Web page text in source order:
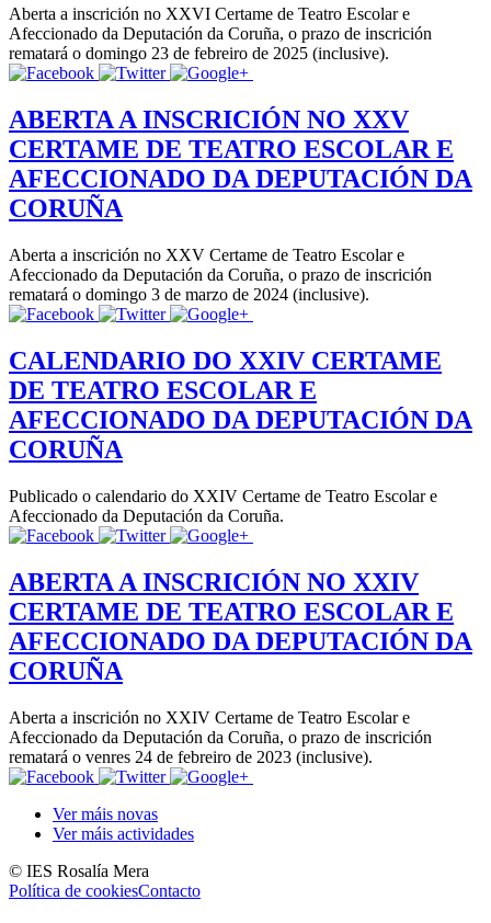
Aberta a inscrición no XXVI Certame de Teatro Escolar e
Afeccionado da Deputación da Coruña, o prazo de inscrición
rematará o domingo 23 de febreiro de 2025 (inclusive).
ABERTA A INSCRICIÓN NO XXV
CERTAME DE TEATRO ESCOLAR E
AFECCIONADO DA DEPUTACIÓN DA
CORUÑA
Aberta a inscrición no XXV Certame de Teatro Escolar e
Afeccionado da Deputación da Coruña, o prazo de inscrición
rematará o domingo 3 de marzo de 2024 (inclusive).
CALENDARIO DO XXIV CERTAME
DE TEATRO ESCOLAR E
AFECCIONADO DA DEPUTACIÓN DA
CORUÑA
Publicado o calendario do XXIV Certame de Teatro Escolar e
Afeccionado da Deputación da Coruña.
ABERTA A INSCRICIÓN NO XXIV
CERTAME DE TEATRO ESCOLAR E
AFECCIONADO DA DEPUTACIÓN DA
CORUÑA
Aberta a inscrición no XXIV Certame de Teatro Escolar e
Afeccionado da Deputación da Coruña, o prazo de inscrición
rematará o venres 24 de febreiro de 2023 (inclusive).
Ver máis novas
Ver máis actividades
© IES Rosalía Mera
Política de cookiesContacto